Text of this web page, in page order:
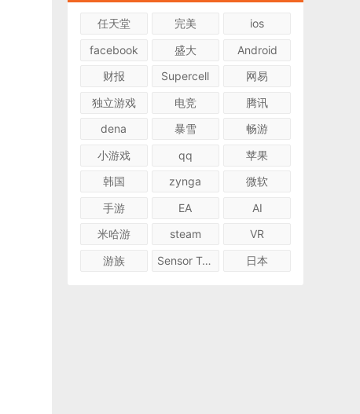
任天堂 完美
ios
facebook
盛大
Android
财报
Supercell
网易
独立游戏
电竞
腾讯
dena
暴雪
畅游
小游戏
qq
苹果
韩国
zynga
微软
手游
EA
AI
米哈游
steam
VR
游族
Sensor Tower 日本